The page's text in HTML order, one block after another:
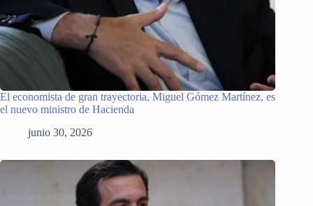
El economista de gran trayectoria, Miguel Gómez Martínez, es
el nuevo ministro de Hacienda
junio 30, 2026